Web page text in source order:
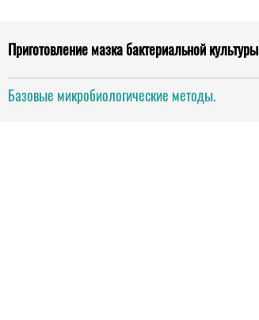
Приготовление мазка бактериальной культуры
Базовые микробиологические методы.